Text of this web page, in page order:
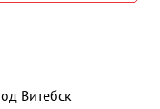
Витебск